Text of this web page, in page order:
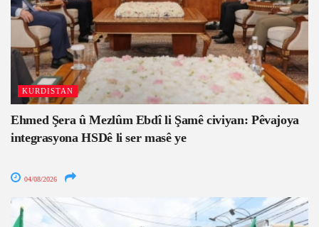
KURDISTAN
Ehmed Şera û Mezlûm Ebdî li Şamê civiyan: Pêvajoya
integrasyona HSDê li ser masê ye
04/08/2026